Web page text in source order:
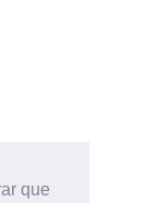
que